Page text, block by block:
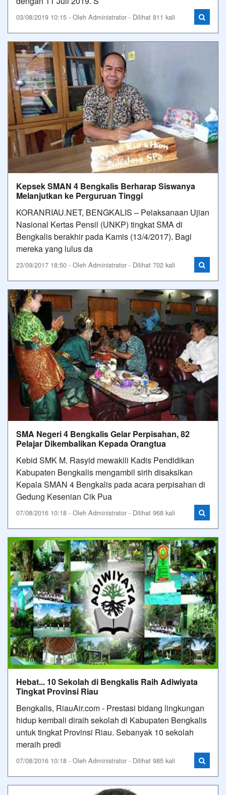
03/08/2019 10:15 - Oleh Administrator - Dilihat 811 kali
Kepsek SMAN 4 Bengkalis Berharap Siswanya
Melanjutkan ke Perguruan Tinggi
KORANRIAU.NET, BENGKALIS – Pelaksanaan Ujian
Nasional Kertas Pensil (UNKP) tingkat SMA di
Bengkalis berakhir pada Kamis (13/4/2017). Bagi
mereka yang lulus da
23/09/2017 18:50 - Oleh Administrator - Dilihat 702 kali
SMA Negeri 4 Bengkalis Gelar Perpisahan, 82
Pelajar Dikembalikan Kepada Orangtua
Kebid SMK M. Rasyid mewakili Kadis Pendidikan
Kabupaten Bengkalis mengambil sirih disaksikan
Kepala SMAN 4 Bengkalis pada acara perpisahan di
Gedung Kesenian Cik Pua
07/08/2016 10:18 - Oleh Administrator - Dilihat 968 kali
Hebat... 10 Sekolah di Bengkalis Raih Adiwiyata
Tingkat Provinsi Riau
Bengkalis, RiauAir.com - Prestasi bidang lingkungan
hidup kembali diraih sekolah di Kabupaten Bengkalis
untuk tingkat Provinsi Riau. Sebanyak 10 sekolah
meraih predi
07/08/2016 10:18 - Oleh Administrator - Dilihat 985 kali